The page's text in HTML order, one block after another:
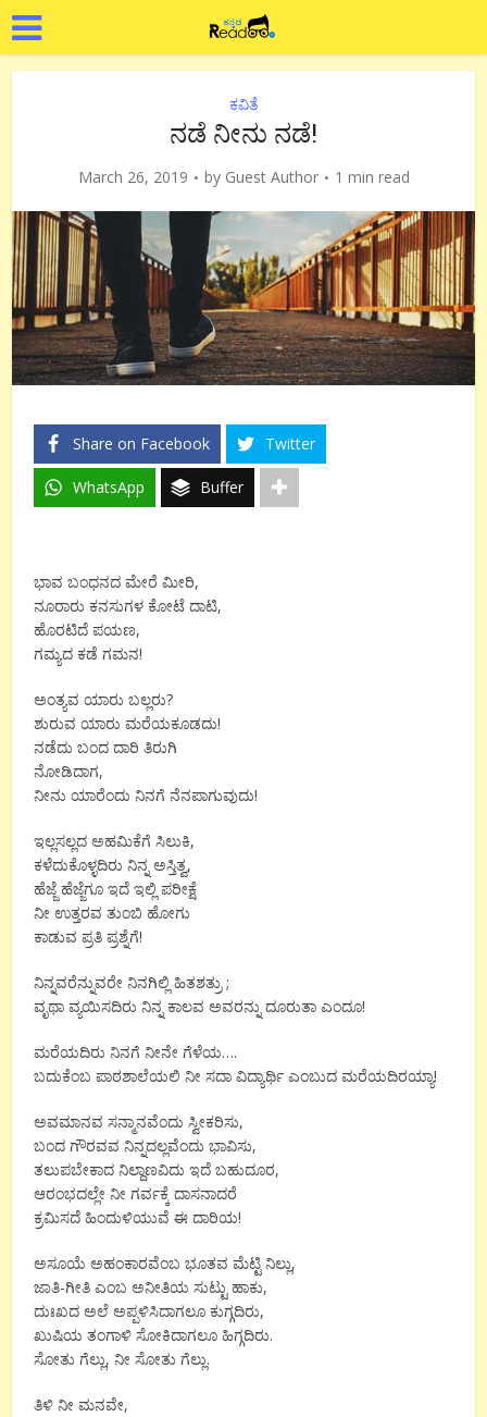
ಕವಿತೆ
ನಡೆ ನೀನು‌ ನಡೆ!
March 26, 2019 by Guest Author 1 min read
Share on Facebook Twitter
WhatsApp Buffer
ಭಾವ ಬಂಧನದ ಮೇರೆ ಮೀರಿ,
ನೂರಾರು ಕನಸುಗಳ ಕೋಟೆ ದಾಟಿ,
ಹೊರಟಿದೆ‌‌ ಪಯಣ,
ಗಮ್ಯದ ಕಡೆ ಗಮನ!
ಅಂತ್ಯವ ಯಾರು ಬಲ್ಲರು?
ಶುರುವ ಯಾರು ಮರೆಯಕೂಡದು!
ನಡೆದು ಬಂದ ದಾರಿ ತಿರುಗಿ
ನೋಡಿದಾಗ,
ನೀನು ಯಾರೆಂದು ನಿನಗೆ ನೆನಪಾಗುವುದು!
ಇಲ್ಲಸಲ್ಲದ ಅಹಮಿಕೆಗೆ ಸಿಲುಕಿ,
ಕಳೆದುಕೊಳ್ಳದಿರು ನಿನ್ನ ಅಸ್ತಿತ್ವ,
ಹೆಜ್ಜೆ ಹೆಜ್ಜೆಗೂ ಇದೆ ಇಲ್ಲಿ ಪರೀಕ್ಷೆ
ನೀ ಉತ್ತರವ ತುಂಬಿ ಹೋಗು
ಕಾಡುವ ಪ್ರತಿ ಪ್ರಶ್ನೆಗೆ!
ನಿನ್ನವರೆನ್ನುವರೇ ನಿನಗಿಲ್ಲಿ ಹಿತಶತ್ರು ;
ವೃಥಾ ವ್ಯಯಿಸದಿರು ನಿನ್ನ‌ ಕಾಲವ ಅವರನ್ನು ದೂರುತಾ ಎಂದೂ!
ಮರೆಯದಿರು ನಿನಗೆ ನೀನೇ ಗೆಳೆಯ….
ಬದುಕೆಂಬ ಪಾಠಶಾಲೆಯಲಿ ನೀ ಸದಾ‌ ವಿದ್ಯಾರ್ಥಿ ಎಂಬುದ ಮರೆಯದಿರಯ್ಯಾ!
ಅವಮಾನವ ಸನ್ಮಾನವೆಂದು ಸ್ವೀಕರಿಸು,
ಬಂದ ಗೌರವವ ನಿನ್ನದಲ್ಲವೆಂದು ಭಾವಿಸು,
ತಲುಪಬೇಕಾದ ನಿಲ್ದಾಣವಿದು ಇದೆ ಬಹುದೂರ,
ಆರಂಭದಲ್ಲೇ ನೀ ಗರ್ವಕ್ಕೆ ದಾಸನಾದರೆ
ಕ್ರಮಿಸದೆ ಹಿಂದುಳಿಯುವೆ ಈ ದಾರಿಯ!
ಅಸೂಯೆ ಅಹಂಕಾರವೆಂಬ ಭೂತವ ಮೆಟ್ಟಿ ನಿಲ್ಲು,
ಜಾತಿ-ಗೀತಿ ಎಂಬ ಅನೀತಿಯ ಸುಟ್ಟು ಹಾಕು,
ದುಃಖದ‌ ಅಲೆ ಅಪ್ಪಳಿಸಿದಾಗಲೂ ಕುಗ್ಗದಿರು,
ಖುಷಿಯ ತಂಗಾಳಿ ಸೋಕಿದಾಗಲೂ ಹಿಗ್ಗದಿರು.
ಸೋತು ಗೆಲ್ಲು, ನೀ‌ ಸೋತು ಗೆಲ್ಲು.
ತಿಳಿ ನೀ‌‌ ಮನವೇ,